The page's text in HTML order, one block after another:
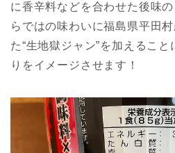
に香辛料などを合わせた後味
らではの味わいに福島県平田
た“生地獄ジャン”を加えるこ
りをイメージさせます！